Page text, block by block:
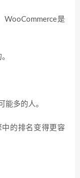
WooCommerce是
能多的人。
中的排名变得更容